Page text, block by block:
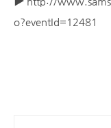
o?eventId=12481